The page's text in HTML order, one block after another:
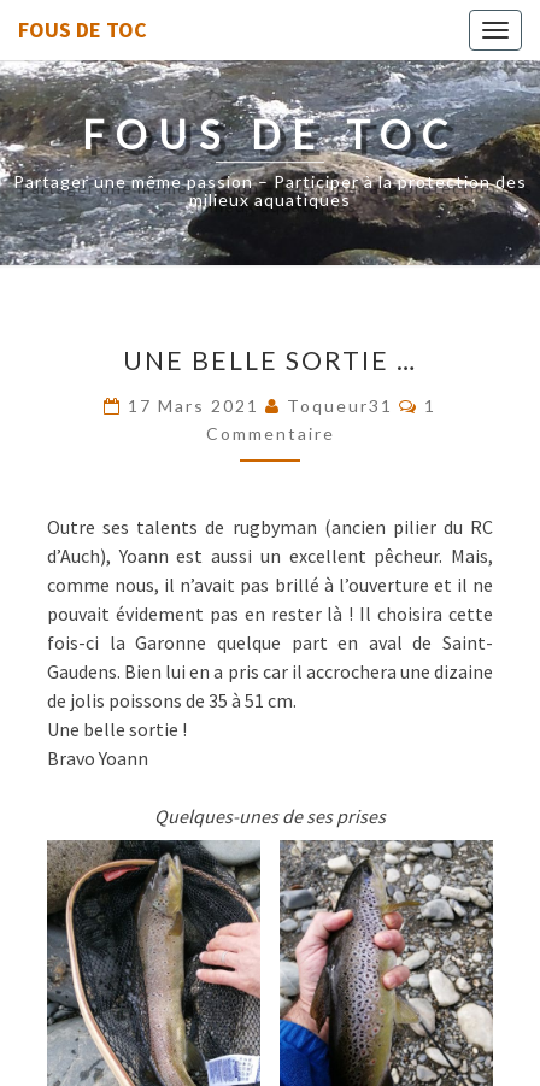
FOUS DE TOC
FOUS DE TOC
Partager une même passion – Participer à la protection des
milieux aquatiques
BELLE
…
UNE BELLE SORTIE …
17 Mars 2021 Toqueur31
1
Commentaire
Outre ses talents de rugbyman (ancien pilier du RC
d’Auch), Yoann est aussi un excellent pêcheur. Mais,
comme nous, il n’avait pas brillé à l’ouverture et il ne
pouvait évidement pas en rester là ! Il choisira cette
fois-ci la Garonne quelque part en aval de Saint-
Gaudens. Bien lui en a pris car il accrochera une dizaine
de jolis poissons de 35 à 51 cm.
Une belle sortie !
Bravo Yoann
Quelques-unes de ses prises